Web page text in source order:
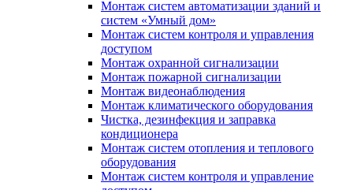
Монтаж систем автоматизации зданий и
систем «Умный дом»
Монтаж систем контроля и управления
доступом
Монтаж охранной сигнализации
Монтаж пожарной сигнализации
Монтаж видеонаблюдения
Монтаж климатического оборудования
Чистка, дезинфекция и заправка
кондиционера
Монтаж систем отопления и теплового
оборудования
Монтаж систем контроля и управление